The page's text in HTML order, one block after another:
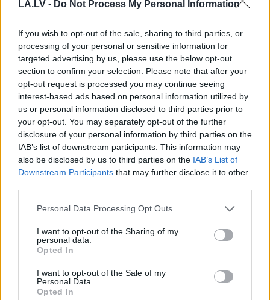
LA.LV - Do Not Process My Personal Information
If you wish to opt-out of the sale, sharing to third parties, or
processing of your personal or sensitive information for
targeted advertising by us, please use the below opt-out
section to confirm your selection. Please note that after your
opt-out request is processed you may continue seeing
interest-based ads based on personal information utilized by
us or personal information disclosed to third parties prior to
your opt-out. You may separately opt-out of the further
disclosure of your personal information by third parties on the
IAB’s list of downstream participants. This information may
also be disclosed by us to third parties on the IAB’s List of
Downstream Participants that may further disclose it to other
Please note that this website/app uses one or more Google
not limited to your visit or usage behaviour. You may click to
grant or deny consent to Google and its third-party tags to
use your data for below specified purposes in below Google
consent section.
Personal Data Processing Opt Outs
I want to opt-out of the Sharing of my
personal data.
Opted In
I want to opt-out of the Sale of my
Personal Data.
Opted In
Vanaga apšauba valsts
prioritātes: atsevišķām
izglītības NVO piešķir
miljoniem eiro, kamēr
skolām trūkst mācību
līdzekļu